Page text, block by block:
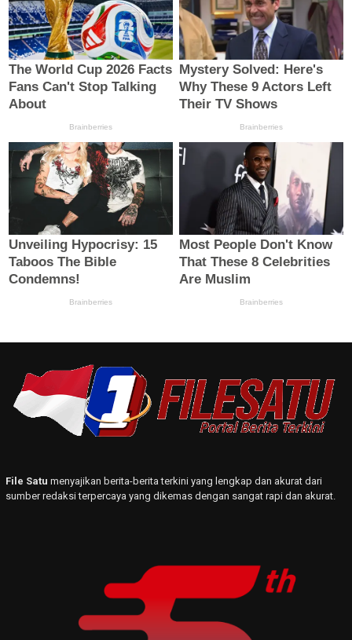
File Satu menyajikan berita-berita terkini yang lengkap dan akurat dari
sumber redaksi terpercaya yang dikemas dengan sangat rapi dan akurat.